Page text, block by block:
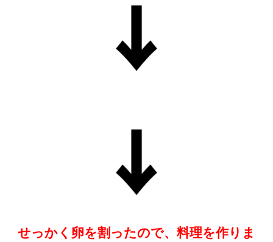
せっかく卵を割ったので、料理を作りま